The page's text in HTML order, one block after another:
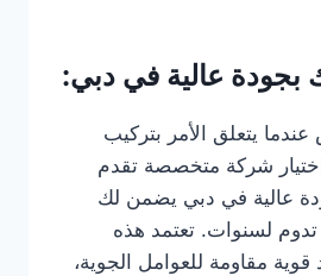
بجودة عالية في دبي:
يتعلق الأمر بتركيب
اختيار شركة متخصصة تقدم
عالية في دبي يضمن لك
لسنوات. تعتمد هذه
مقاومة للعوامل الجوية،